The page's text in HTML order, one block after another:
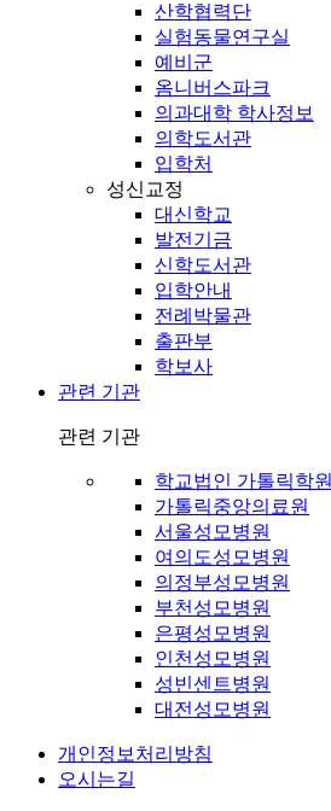
산학협력단
실험동물연구실
예비군
옴니버스파크
의과대학 학사정보
의학도서관
입학처
성신교정
대신학교
발전기금
신학도서관
입학안내
전례박물관
출판부
학보사
관련 기관
관련 기관
학교법인 가톨릭학원
가톨릭중앙의료원
서울성모병원
여의도성모병원
의정부성모병원
부천성모병원
은평성모병원
인천성모병원
성빈센트병원
대전성모병원
개인정보처리방침
오시는길